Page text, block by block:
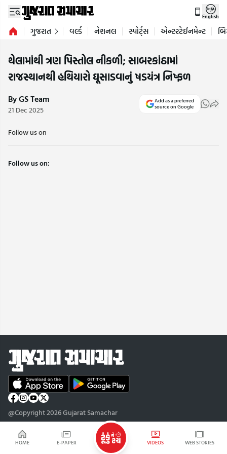
HOME E-PAPER VIDEOS WEB STORIES
English
ગુજરાત વર્લ્ડ નેશનલ સ્પોર્ટ્સ એન્ટરટેઈનમેન્ટ
થેલામાંથી ત્રણ પિસ્તોલ નીકળી; સાબરકાંઠામાં
રાજસ્થાનથી હથિયારો ઘૂસાડવાનું ષડયંત્ર નિષ્ફળ
By GS Team
21 Dec 2025
Add as a preferred
source on Google
Follow us on
Follow us on:
@Copyright 2026 Gujarat Samachar